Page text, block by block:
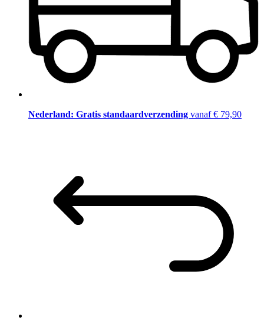
Nederland: Gratis standaardverzending vanaf € 79,90